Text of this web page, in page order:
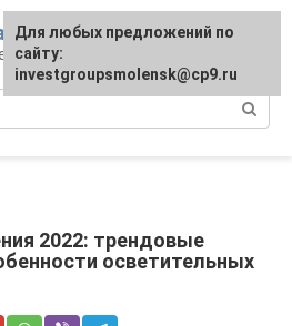
2022: трендовые
осветительных
Для любых предложений по
сайту:
investgroupsmolensk@cp9.ru